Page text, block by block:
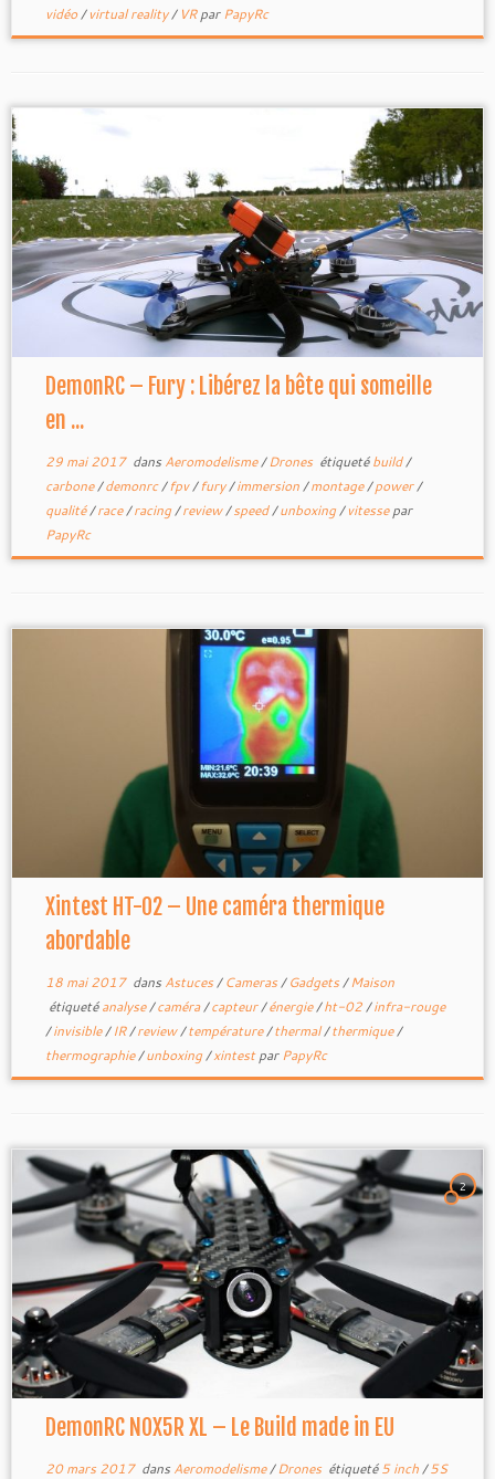
vidéo/virtual reality/ VRparPapyRc
DemonRC – Fury : Libérez la bête qui someille
en ...
29 mai 2017dans Aeromodelisme/Drones étiquetébuild/
carbone/demonrc/fpv/fury/immersion/montage/power/
qualité/race/racing/review/speed/unboxing/vitessepar
PapyRc
Xintest HT-02 – Une caméra thermique
abordable
18 mai 2017dans Astuces/Cameras/Gadgets/Maison
étiquetéanalyse/caméra/capteur/énergie/ht-02/infra-rouge
/invisible/IR/review/température/thermal/thermique/
thermographie/unboxing/xintestparPapyRc
2
DemonRC NOX5R XL – Le Build made in EU
20 mars 2017dans Aeromodelisme/Drones étiqueté5 inch/5S